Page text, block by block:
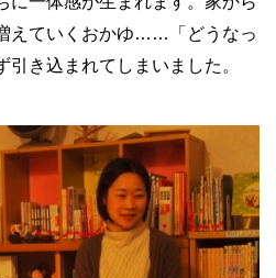
えていくおかゆ……「どうなっ
き込まれてしまいました。